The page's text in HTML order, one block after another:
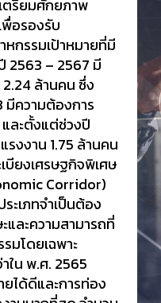
รียมศักยภาพ
พื่อรองรับ
กรรมเป้าหมายที่มี
2563 – 2567 มี
ล้านคน ซึ่ง
มีความต้องการ
และตั้งแต่ช่วงปี
งงาน 1.75 ล้านคน
บียงเศรษฐกิจพิเศษ
Corridor)
ะเภทจำเป็นต้อง
ละความสามารถที่
มโดยเฉพาะ
ใน พ.ศ. 2565
ได้ดีและการท่อง